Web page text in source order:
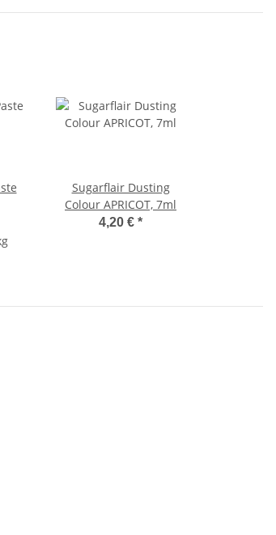
Sugarflair Dusting
Colour APRICOT, 7ml
4,20 € *